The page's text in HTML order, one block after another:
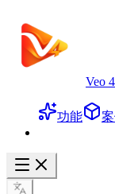
Veo 4
功能